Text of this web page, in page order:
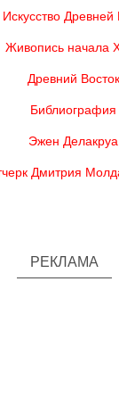
Искусство Древней
Живопись начала
Древний Восток
Библиография
Эжен Делакруа
Дмитрия
РЕКЛАМА